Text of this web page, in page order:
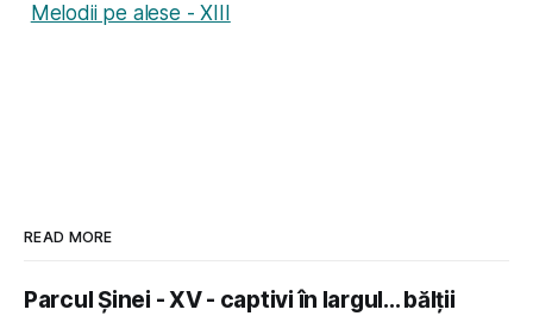
Melodii pe alese - XIII
READ MORE
Parcul Șinei - XV - captivi în largul... bălții